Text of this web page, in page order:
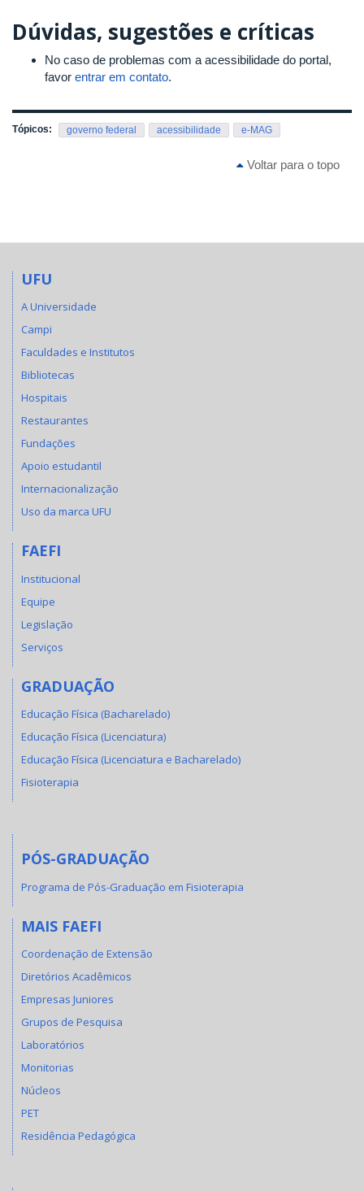
Dúvidas, sugestões e críticas
No caso de problemas com a acessibilidade do portal,
favor entrar em contato.
Tópicos: governo federal acessibilidade e-MAG
Voltar para o topo
UFU
A Universidade
Campi
Faculdades e Institutos
Bibliotecas
Hospitais
Restaurantes
Fundações
Apoio estudantil
Internacionalização
Uso da marca UFU
FAEFI
Institucional
Equipe
Legislação
Serviços
GRADUAÇÃO
Educação Física (Bacharelado)
Educação Física (Licenciatura)
Educação Física (Licenciatura e Bacharelado)
Fisioterapia
PÓS-GRADUAÇÃO
Programa de Pós-Graduação em Fisioterapia
MAIS FAEFI
Coordenação de Extensão
Diretórios Acadêmicos
Empresas Juniores
Grupos de Pesquisa
Laboratórios
Monitorias
Núcleos
PET
Residência Pedagógica